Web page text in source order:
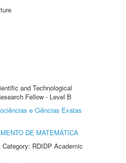
and Technological
Fellow - Level B
e Ciências Exatas
DE MATEMÁTICA
RDIDP Academic